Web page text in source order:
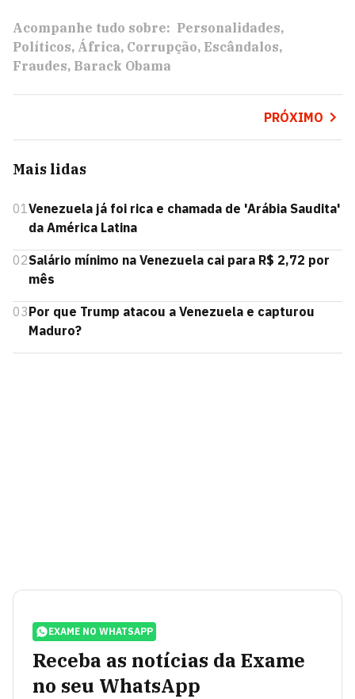
Acompanhe tudo sobre: Personalidades
Políticos África Corrupção Escândalos
Fraudes Barack Obama
PRÓXIMO
Mais lidas
01Venezuela já foi rica e chamada de 'Arábia Saudita'
da América Latina
02Salário mínimo na Venezuela cai para R$ 2,72 por
mês
03Por que Trump atacou a Venezuela e capturou
Maduro?
EXAME NO WHATSAPP
Receba as notícias da Exame
no seu WhatsApp